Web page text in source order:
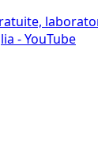
- YouTube